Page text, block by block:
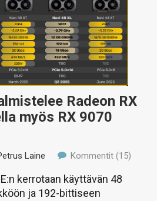
Radeon RX
myös RX 9070
Laine Kommentit (15)
kerrotaan käyttävän 48
ja 192-bittiseen